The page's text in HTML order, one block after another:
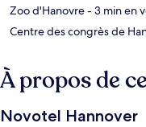
Zoo d'Hanovre- 3 min en
Centre des congrès de
À propos de
Novotel Hannover